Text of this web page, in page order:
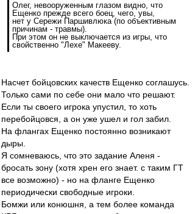
Олег, невооруженным глазом видно, что
Ещенко прежде всего боец, чего, увы,
нет у Сережи Паршивлюка (по объективным
причинам - травмы).
При этом он не выключается из игры, что
свойственно "Лехе" Макееву.
Насчет бойцовских качеств Ещенко соглашусь.
Только сами по себе они мало что решают.
Если ты своего игрока упустил, то хоть
перебойцовся, а он уже ушел и гол забил.
На флангах Ещенко постоянно возникают
дыры.
Я сомневаюсь, что это задание Аленя -
бросать зону (хотя хрен его знает. с таким ГТ
все возможно) - но на фланге Ещенко
периодически свободные игроки.
Бомжи или конюшня, а тем более команда